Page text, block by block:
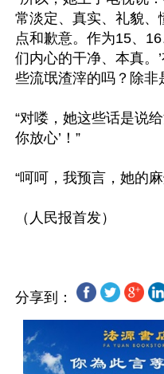
常淡定、真实、礼貌
点和歉意。作为15、
们内心的干净、本真。
些流氓渣滓的吗？除非
“对喽，她这些话是说
你放心’！”
“呵呵，我预言，她的
分享到：